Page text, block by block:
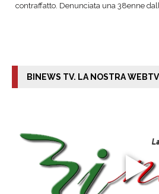
contraffatto. Denunciata una 38enne
BINEWS TV. LA NOSTRA WEBTV